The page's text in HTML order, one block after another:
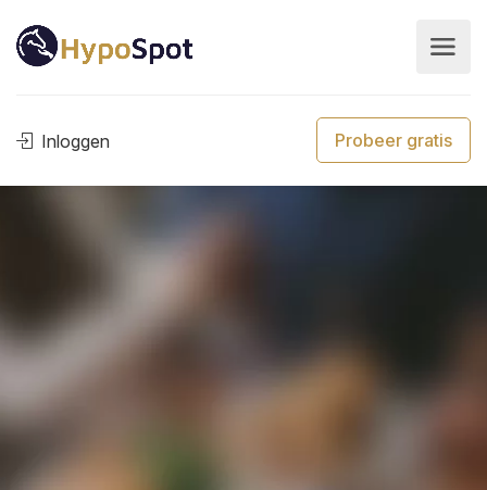
Inloggen Probeer gratis